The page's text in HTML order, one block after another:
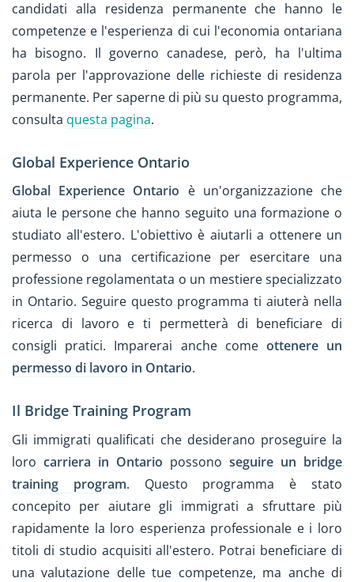
candidati alla residenza permanente che hanno le
competenze e l'esperienza di cui l'economia ontariana
ha bisogno. Il governo canadese, però, ha l'ultima
parola per l'approvazione delle richieste di residenza
permanente. Per saperne di più su questo programma,
consulta questa pagina.
Global Experience Ontario
Global Experience Ontario è un'organizzazione che
aiuta le persone che hanno seguito una formazione o
studiato all'estero. L'obiettivo è aiutarli a ottenere un
permesso o una certificazione per esercitare una
professione regolamentata o un mestiere specializzato
in Ontario. Seguire questo programma ti aiuterà nella
ricerca di lavoro e ti permetterà di beneficiare di
consigli pratici. Imparerai anche come ottenere un
permesso di lavoro in Ontario.
Il Bridge Training Program
Gli immigrati qualificati che desiderano proseguire la
loro carriera in Ontario possono seguire un bridge
training program. Questo programma è stato
concepito per aiutare gli immigrati a sfruttare più
rapidamente la loro esperienza professionale e i loro
titoli di studio acquisiti all'estero. Potrai beneficiare di
una valutazione delle tue competenze, ma anche di